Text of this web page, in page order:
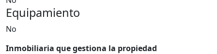
Equipamiento
No
Inmobiliaria que gestiona la propiedad